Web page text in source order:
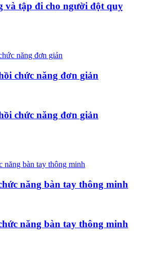
và tập đi cho người đột quỵ
chức năng đơn giản
chức năng đơn giản
năng bàn tay thông minh
năng bàn tay thông minh